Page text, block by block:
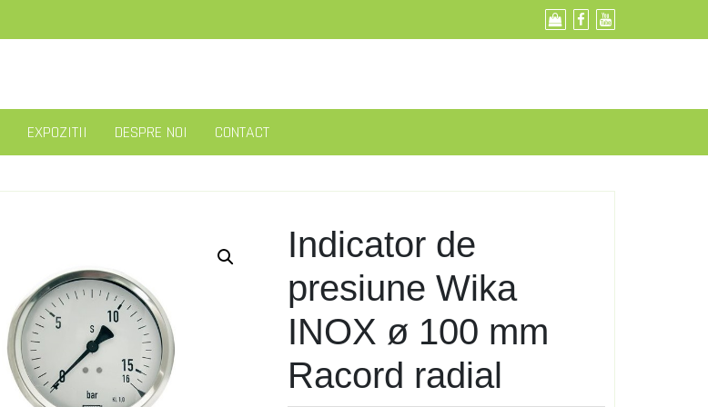
EXPOZITII DESPRE NOI CONTACT
Indicator de
presiune Wika
INOX ø 100 mm
Racord radial